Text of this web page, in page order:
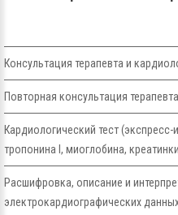
Консультация терапевта и
Повторная консультация
Кардиологический тест
тропонина I, миоглобина,
Расшифровка, описание и
электрокардиографических